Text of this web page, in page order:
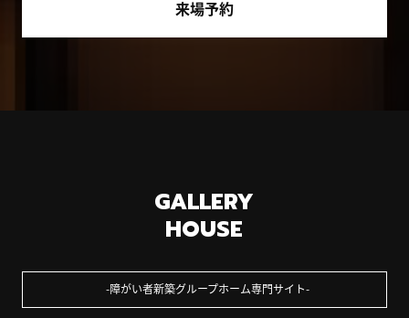
来場予約
GALLERY
HOUSE
障がい者新築グループホーム専門サイト